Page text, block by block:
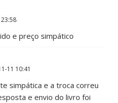
e preço simpático
11 10:41
simpática e a troca correu
e envio do livro foi